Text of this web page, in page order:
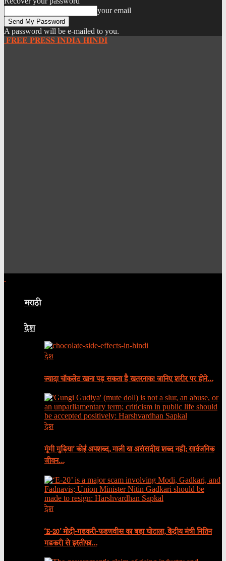
your email
A password will be e-mailed to you.
𝐅𝐑𝐄𝐄 𝐏𝐑𝐄𝐒𝐒 𝐈𝐍𝐃𝐈𝐀 𝐇𝐈𝐍𝐃𝐈
मराठी
देश
देश
ज्यादा चॉकलेट खाना पड़ सकता है खतरनाक! जानिए शरीर पर होने…
देश
गूंगी गुड़िया’ कोई अपशब्द, गाली या असंसदीय शब्द नहीं; सार्वजनिक
जीवन…
देश
‘E-20’ मोदी-गडकरी-फडणवीस का बड़ा घोटाला, केंद्रीय मंत्री नितिन
गडकरी से इस्तीफा…